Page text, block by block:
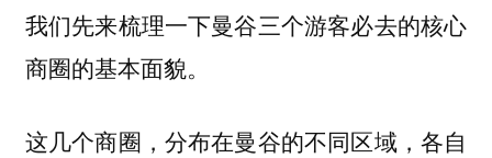
我们先来梳理一下曼谷三个游客必去的核心
商圈的基本面貌。
这几个商圈，分布在曼谷的不同区域，各自